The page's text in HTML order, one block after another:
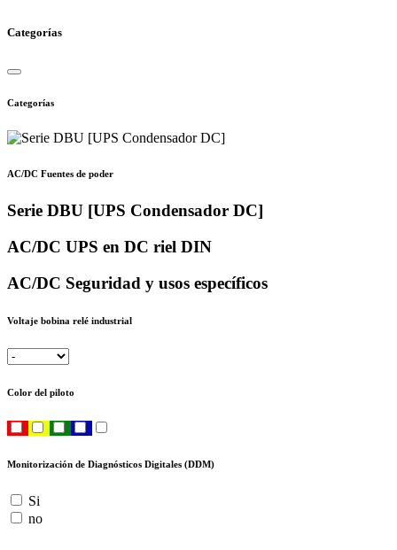
Categorías
Categorías
AC/DC Fuentes de poder
Serie DBU [UPS Condensador DC]
AC/DC UPS en DC riel DIN
AC/DC Seguridad y usos específicos
Voltaje bobina relé industrial
Color del piloto
Monitorización de Diagnósticos Digitales (DDM)
Si
no